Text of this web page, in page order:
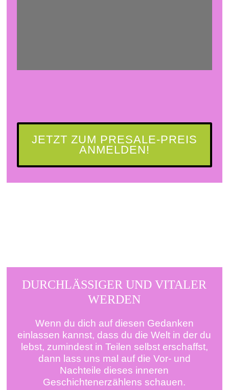
JETZT ZUM PRESALE-PREIS
ANMELDEN!
DURCHLÄSSIGER UND VITALER
WERDEN
Wenn du dich auf diesen Gedanken
einlassen kannst, dass du die Welt in der du
lebst, zumindest in Teilen selbst erschaffst,
dann lass uns mal auf die Vor- und
Nachteile dieses inneren
Geschichtenerzählens schauen.